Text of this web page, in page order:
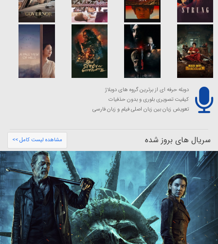
دوبله حرفه ای از برترین گروه های دوبلاژ
کیفیت تصویری بلوری و بدون حذفیات
تعویض زبان بین زبان اصلی فیلم و زبان فارسی
سریال های بروز شده مشاهده لیست کامل >>